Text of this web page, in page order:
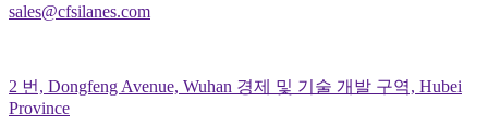
sales@cfsilanes.com
2 번, Dongfeng Avenue, Wuhan 경제 및 기술 개발 구역, Hubei
Province